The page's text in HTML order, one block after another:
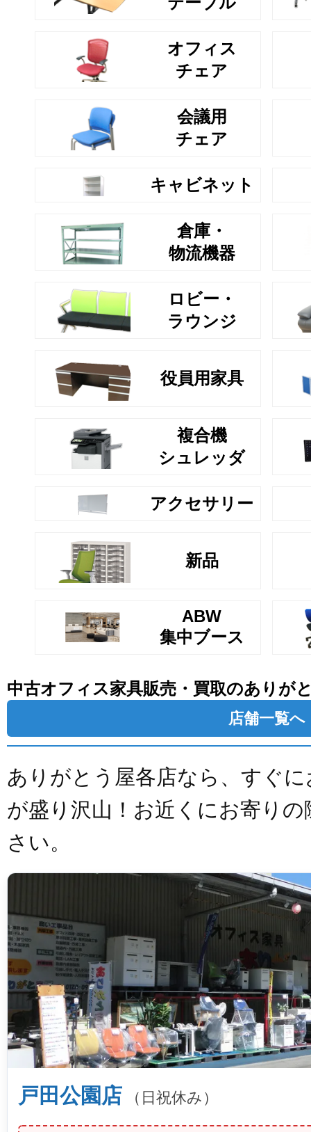
オフィス
チェア
会議用
チェア
キャビネット
倉庫・
物流機器
ロビー・
ラウンジ
役員用家具
複合機
シュレッダ
アクセサリー
新品
ABW
集中ブース
中古オフィス家具販売・買取のありが
店舗一覧へ
ありがとう屋各店なら、すぐ
が盛り沢山！お近くにお寄り
さい。
戸田公園店 （日祝休み）